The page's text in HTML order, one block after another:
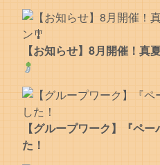
【お知らせ】8月開催！
【グループワーク】『ペ
た！